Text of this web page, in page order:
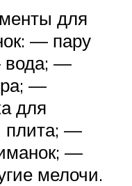
для
— пару
вода; —
—
для
плита; —
—
мелочи.